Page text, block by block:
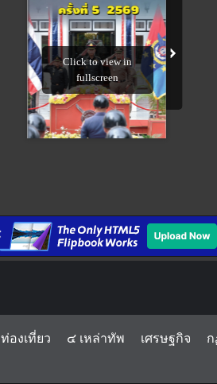
ท่องเที่ยว ๔ เหล่าทัพ เศรษฐกิจ